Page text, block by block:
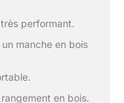
performant.
manche en bois
en bois.